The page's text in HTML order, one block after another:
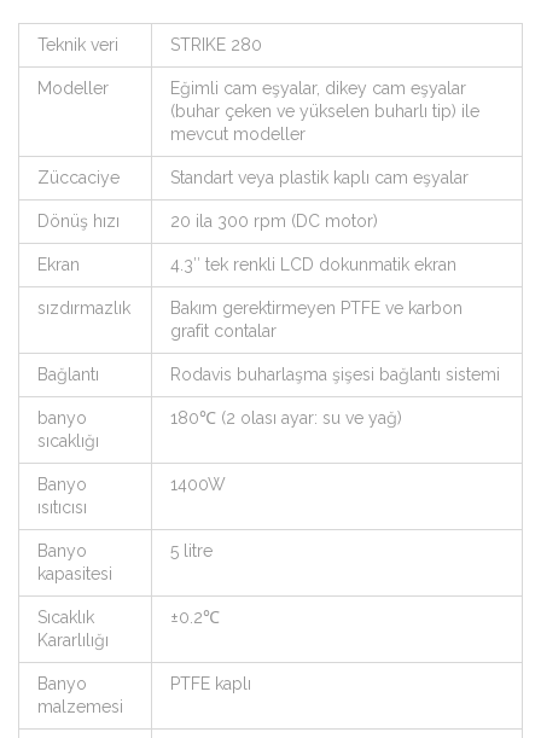
Teknik veri STRIKE 280
Modeller
Eğimli cam eşyalar, dikey cam eşyalar
(buhar çeken ve yükselen buharlı tip) ile
mevcut modeller
Züccaciye Standart veya plastik kaplı cam eşyalar
Dönüş hızı 20 ila 300 rpm (DC motor)
Ekran 4.3″ tek renkli LCD dokunmatik ekran
sızdırmazlık
Bakım gerektirmeyen PTFE ve karbon
grafit contalar
Bağlantı Rodavis buharlaşma şişesi bağlantı sistemi
banyo
sıcaklığı
180℃ (2 olası ayar: su ve yağ)
Banyo
ısıtıcısı
1400W
Banyo
kapasitesi
5 litre
Sıcaklık
Kararlılığı
±0.2℃
Banyo
malzemesi
PTFE kaplı